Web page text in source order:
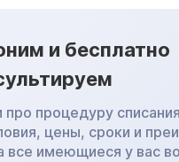
и бесплатно
процедуру
цены, сроки и
все имеющиеся у вас